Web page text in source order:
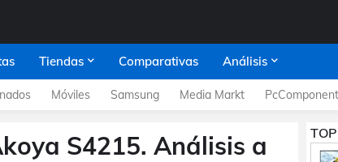
Tiendas Comparativas Análisis
Móviles Samsung Media Markt
S4215. Análisis a